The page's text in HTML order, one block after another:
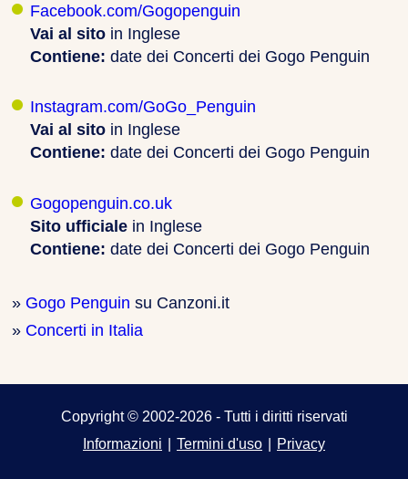
Facebook.com/Gogopenguin
Vai al sito in Inglese
Contiene: date dei Concerti dei Gogo Penguin
Instagram.com/GoGo_Penguin
Vai al sito in Inglese
Contiene: date dei Concerti dei Gogo Penguin
Gogopenguin.co.uk
Sito ufficiale in Inglese
Contiene: date dei Concerti dei Gogo Penguin
» Gogo Penguin su Canzoni.it
» Concerti in Italia
Copyright © 2002-2026 - Tutti i diritti riservati
Informazioni | Termini d'uso | Privacy